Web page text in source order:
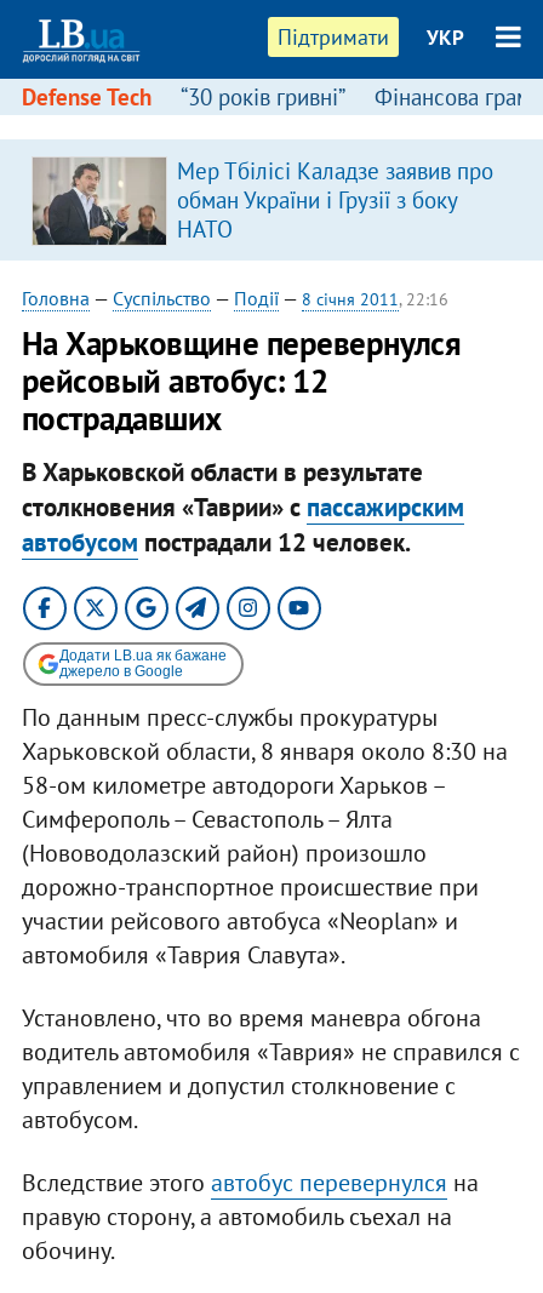
Підтримати УКР
Defense Tech “30 років гривні” Фінансова
Мер Тбілісі Каладзе заявив про
обман України і Грузії з боку
НАТО
Головна — Суспільство — Події— 8 січня 2011, 22:16
На Харьковщине перевернулся
рейсовый автобус: 12
пострадавших
В Харьковской области в результате
столкновения «Таврии» с пассажирским
автобусом пострадали 12 человек.​
Додати LB.ua як бажане
джерело в Google
По данным пресс-службы прокуратуры
Харьковской области, 8 января около 8:30 на
58-ом километре автодороги Харьков –
Симферополь – Севастополь – Ялта
(Нововодолазский район) произошло
дорожно-транспортное происшествие при
участии рейсового автобуса «Neoplan» и
автомобиля «Таврия Славута».
Установлено, что во время маневра обгона
водитель автомобиля «Таврия» не справился с
управлением и допустил столкновение с
автобусом.
Вследствие этого автобус перевернулся на
правую сторону, а автомобиль съехал на
обочину.